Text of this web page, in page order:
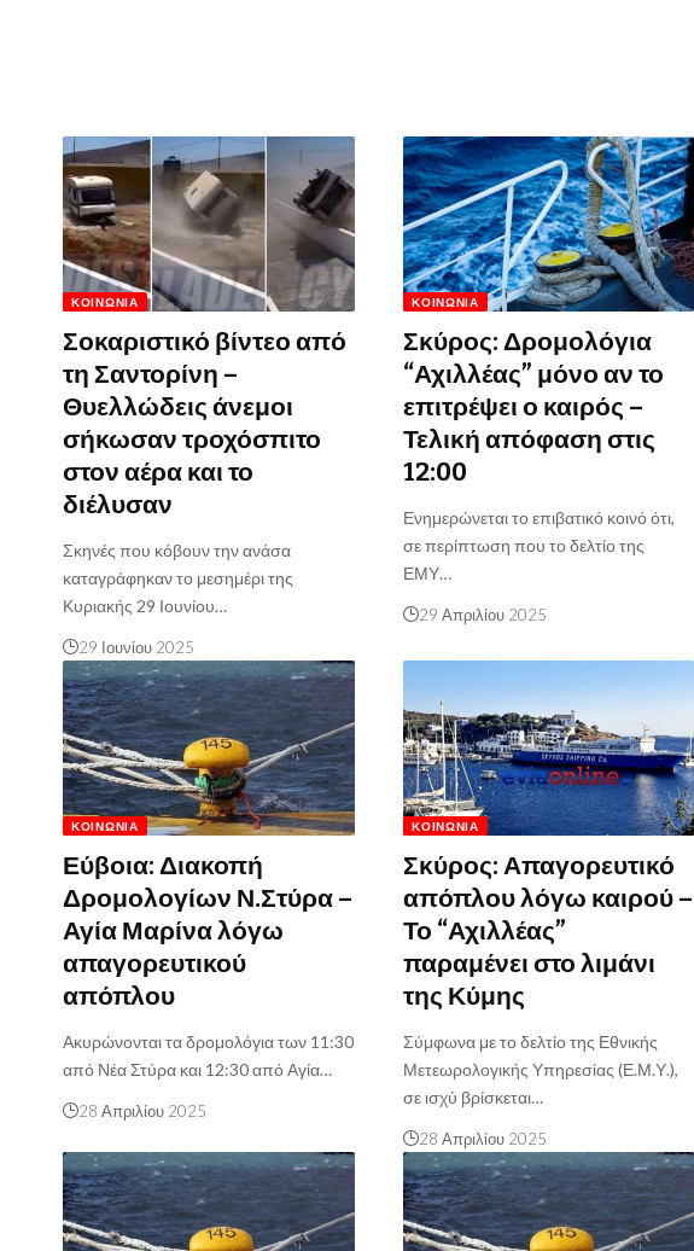
ΚΟΙΝΩΝΊΑ
Σοκαριστικό βίντεο από
τη Σαντορίνη –
Θυελλώδεις άνεμοι
σήκωσαν τροχόσπιτο
στον αέρα και το
διέλυσαν
Σκηνές που κόβουν την ανάσα
καταγράφηκαν το μεσημέρι της
Κυριακής 29 Ιουνίου…
29 Ιουνίου 2025
ΚΟΙΝΩΝΊΑ
Σκύρος: Δρομολόγια
“Αχιλλέας” μόνο αν το
επιτρέψει ο καιρός –
Τελική απόφαση στις
12:00
Ενημερώνεται το επιβατικό κοινό ότι,
σε περίπτωση που το δελτίο της
ΕΜΥ…
29 Απριλίου 2025
ΚΟΙΝΩΝΊΑ
Εύβοια: Διακοπή
Δρομολογίων Ν.Στύρα –
Αγία Μαρίνα λόγω
απαγορευτικού
απόπλου
Ακυρώνονται τα δρομολόγια των 11:30
από Νέα Στύρα και 12:30 από Αγία…
28 Απριλίου 2025
ΚΟΙΝΩΝΊΑ
Σκύρος: Απαγορευτικό
απόπλου λόγω καιρού –
Το “Αχιλλέας”
παραμένει στο λιμάνι
της Κύμης
Σύμφωνα με το δελτίο της Εθνικής
Μετεωρολογικής Υπηρεσίας (Ε.Μ.Υ.),
σε ισχύ βρίσκεται…
28 Απριλίου 2025